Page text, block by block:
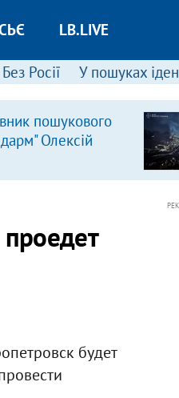
LB.LIVE
Без Росії У пошуках
пошукового
Олексій
будет